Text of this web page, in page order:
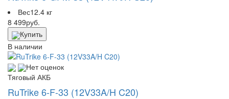
Вес12.4 кг
8 499руб.
Купить
В наличии
Нет оценок
Тяговый АКБ
RuTrike 6-F-33 (12V33A/H C20)